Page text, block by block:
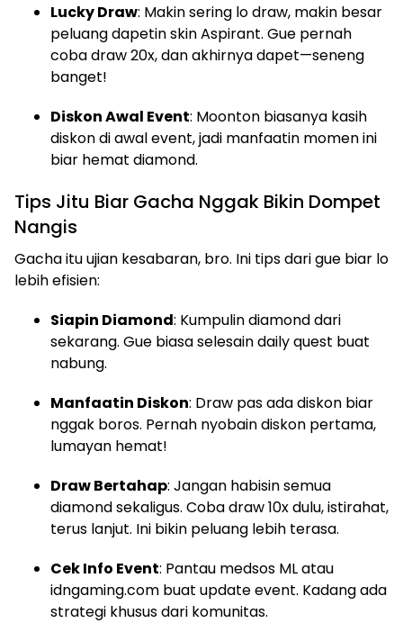
Lucky Draw: Makin sering lo draw, makin besar
peluang dapetin skin Aspirant. Gue pernah
coba draw 20x, dan akhirnya dapet—seneng
banget!
Diskon Awal Event: Moonton biasanya kasih
diskon di awal event, jadi manfaatin momen ini
biar hemat diamond.
Tips Jitu Biar Gacha Nggak Bikin Dompet
Nangis
Gacha itu ujian kesabaran, bro. Ini tips dari gue biar lo
lebih efisien:
Siapin Diamond: Kumpulin diamond dari
sekarang. Gue biasa selesain daily quest buat
nabung.
Manfaatin Diskon: Draw pas ada diskon biar
nggak boros. Pernah nyobain diskon pertama,
lumayan hemat!
Draw Bertahap: Jangan habisin semua
diamond sekaligus. Coba draw 10x dulu, istirahat,
terus lanjut. Ini bikin peluang lebih terasa.
Cek Info Event: Pantau medsos ML atau
idngaming.com buat update event. Kadang ada
strategi khusus dari komunitas.